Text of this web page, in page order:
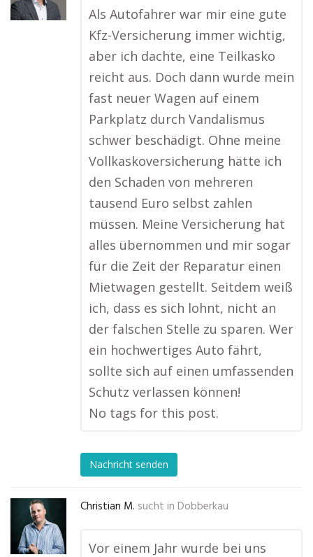
Als Autofahrer war mir eine gute
Kfz-Versicherung immer wichtig,
aber ich dachte, eine Teilkasko
reicht aus. Doch dann wurde mein
fast neuer Wagen auf einem
Parkplatz durch Vandalismus
schwer beschädigt. Ohne meine
Vollkaskoversicherung hätte ich
den Schaden von mehreren
tausend Euro selbst zahlen
müssen. Meine Versicherung hat
alles übernommen und mir sogar
für die Zeit der Reparatur einen
Mietwagen gestellt. Seitdem weiß
ich, dass es sich lohnt, nicht an
der falschen Stelle zu sparen. Wer
ein hochwertiges Auto fährt,
sollte sich auf einen umfassenden
Schutz verlassen können!
No tags for this post.
Nachricht senden
Christian M. sucht in Dobberkau
Vor einem Jahr wurde bei uns